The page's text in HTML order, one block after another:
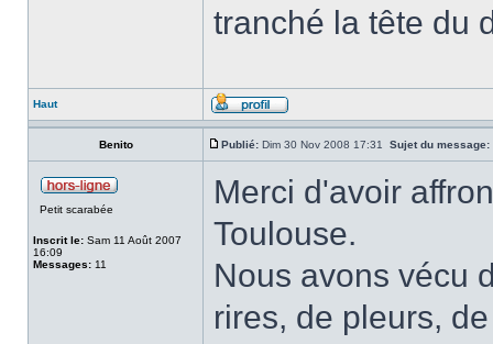
tranché la tête du
Haut
Benito Publié: Dim 30 Nov 2008 17:31 Sujet du message:
Petit scarabée
Inscrit le: Sam 11 Août 2007
16:09
Messages: 11
Merci d'avoir
Toulouse.
Nous avons vécu
rires, de pleurs,